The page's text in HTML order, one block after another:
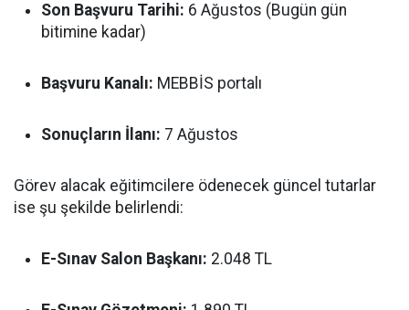
Son Başvuru Tarihi: 6 Ağustos (Bugün gün
bitimine kadar)
Başvuru Kanalı: MEBBİS portalı
Sonuçların İlanı: 7 Ağustos
Görev alacak eğitimcilere ödenecek güncel tutarlar
ise şu şekilde belirlendi:
E-Sınav Salon Başkanı: 2.048 TL